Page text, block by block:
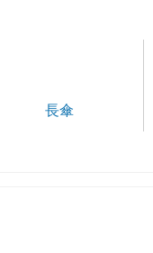
長傘